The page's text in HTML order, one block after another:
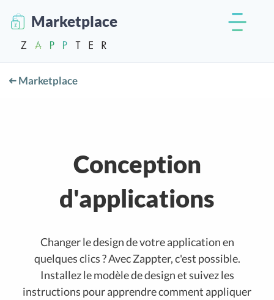
Marketplace
Marketplace
Conception
d'applications
Changer le design de votre application en
quelques clics ? Avec Zappter, c'est possible.
Installez le modèle de design et suivez les
instructions pour apprendre comment appliquer